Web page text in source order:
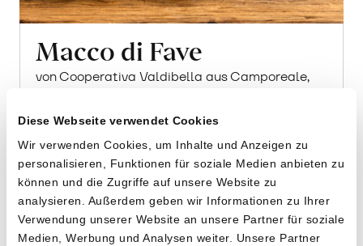
Diese Webseite verwendet Cookies
Wir verwenden Cookies, um Inhalte und Anzeigen zu
personalisieren, Funktionen für soziale Medien anbieten zu
können und die Zugriffe auf unsere Website zu
analysieren. Außerdem geben wir Informationen zu Ihrer
Verwendung unserer Website an unsere Partner für soziale
Medien, Werbung und Analysen weiter. Unsere Partner
Macco di Fave
von Cooperativa Valdibella aus Camporeale,
2 x 220g
CHF12.40
CHF2.82 pro 100g
In
den
Warenkorb